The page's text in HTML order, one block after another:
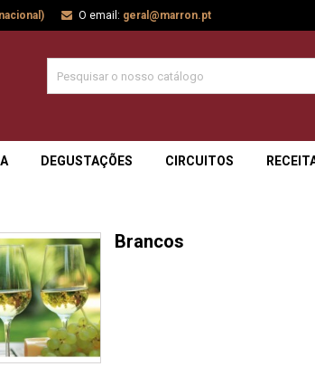
O email: geral@marron.pt
DEGUSTAÇÕES CIRCUITOS
Brancos